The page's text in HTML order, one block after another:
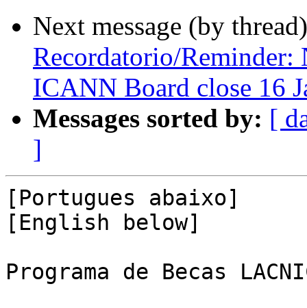
Next message (by
Recordatorio/Reminder:
ICANN Board close 16
Messages sorted by: [
]
[Portugues abaixo]
[English below]
Programa de Becas